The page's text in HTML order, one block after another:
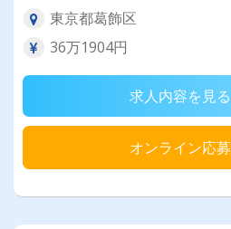
東京都葛飾区
36万1904円
求人内容を見る
オンライン応募